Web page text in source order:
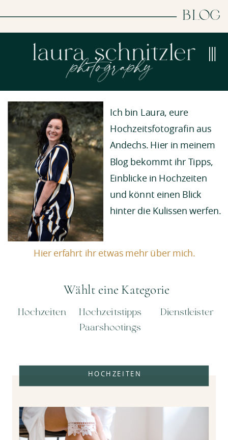
BLOG
Ich bin Laura, eure
Hochzeitsfotografin aus
Andechs. Hier in meinem
Blog bekommt ihr Tipps,
Einblicke in Hochzeiten
und könnt einen Blick
hinter die Kulissen werfen.
Hier erfahrt ihr etwas mehr über mich.
Wählt eine Kategorie
Hochzeiten Hochzeitstipps Dienstleister
Paarshootings
HOCHZEITEN